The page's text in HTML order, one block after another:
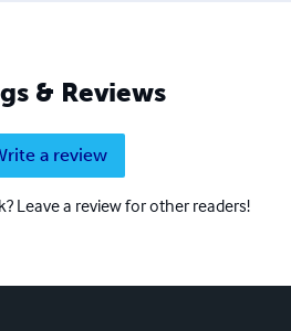
& Reviews
a review
Leave a review for other readers!